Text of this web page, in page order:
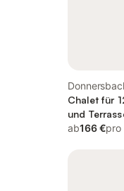
Umgebung
Chalet für
und
ab166 €pro